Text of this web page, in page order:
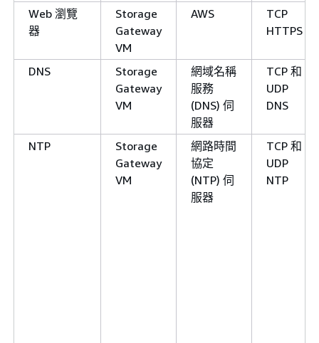
Web 瀏覽
器
Storage
Gateway
VM
AWS
TCP
HTTPS
DNS
Storage
Gateway
VM
網域名稱
服務
(DNS) 伺
服器
TCP 和
UDP
DNS
NTP
Storage
Gateway
VM
網路時間
協定
(NTP) 伺
服器
TCP 和
UDP
NTP